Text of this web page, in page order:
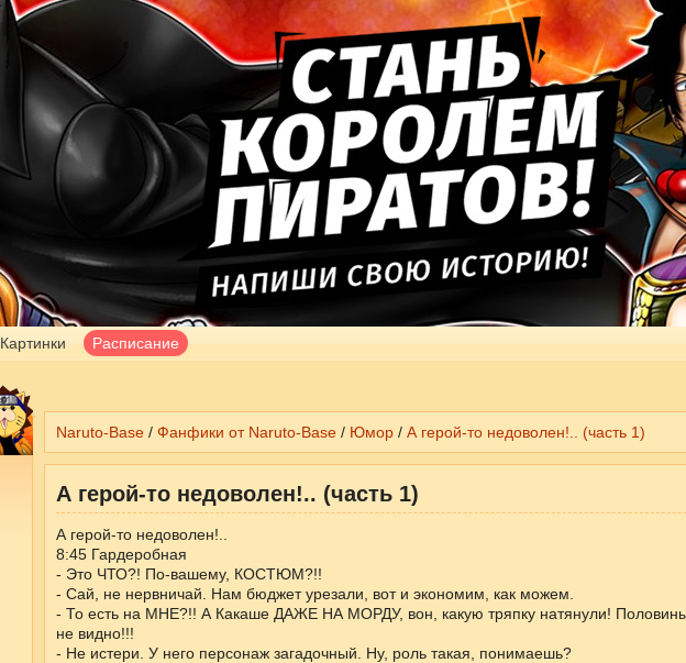
Картинки Расписание
Naruto-Base/ Фанфики от Naruto-Base/ Юмор/ А герой-то недоволен!.. (часть 1)
А герой-то недоволен!.. (часть 1)
А герой-то недоволен!..
8:45 Гардеробная
- Это ЧТО?! По-вашему, КОСТЮМ?!!
- Сай, не нервничай. Нам бюджет урезали, вот и экономим, как можем.
- То есть на МНЕ?!! А Какаше ДАЖЕ НА МОРДУ, вон, какую тряпку натянули!
не видно!!!
- Не истери. У него персонаж загадочный. Ну, роль такая, понимаешь?